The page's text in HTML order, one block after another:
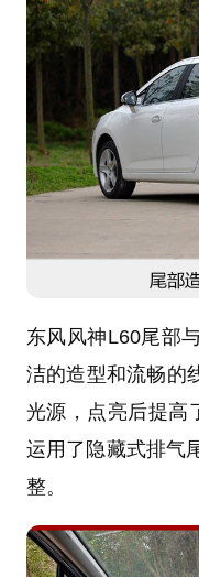
东风风神L60尾部
洁的造型和流畅的
光源，点亮后提高
运用了隐藏式排气
整。